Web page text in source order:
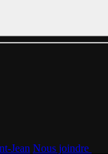
Jean Nous joindre